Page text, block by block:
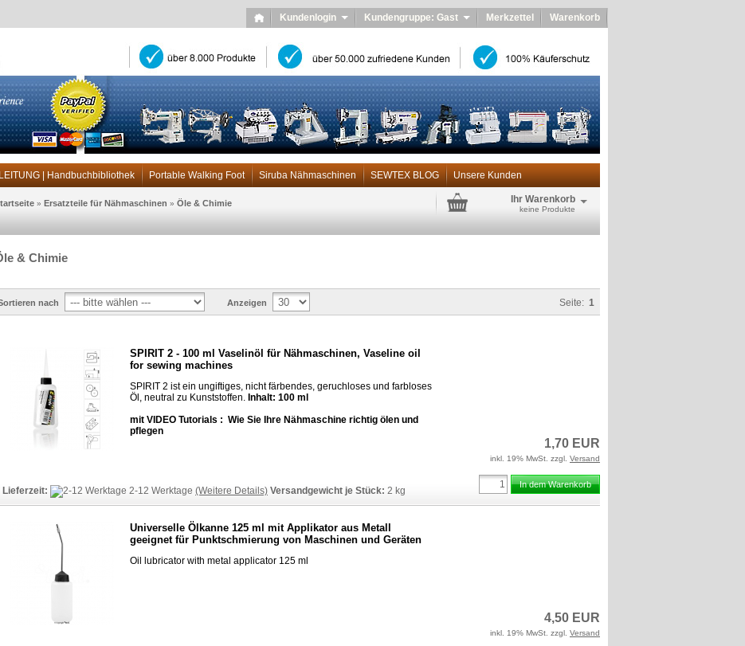
Kundenlogin Kundengruppe: Gast Merkzettel Warenkorb
| Handbuchbibliothek Portable Walking Foot Siruba Nähmaschinen SEWTEX BLOG Unsere Kunden
» Ersatzteile für Nähmaschinen » Öle & Chimie Ihr Warenkorb
keine Produkte
& Chimie
nach Anzeigen Seite: 1
SPIRIT 2 - 100 ml Vaselinöl für Nähmaschinen, Vaseline oil
for sewing machines
SPIRIT 2 ist ein ungiftiges, nicht färbendes, geruchloses und farbloses
Öl, neutral zu Kunststoffen. Inhalt: 100 ml
mit VIDEO Tutorials : Wie Sie Ihre Nähmaschine richtig ölen und
pflegen
1,70 EUR
inkl. 19% MwSt. zzgl. Versand
Lieferzeit: 2-12 Werktage (Weitere Details) Versandgewicht je Stück: 2 kg
In dem Warenkorb
Universelle Ölkanne 125 ml mit Applikator aus Metall
geeignet für Punktschmierung von Maschinen und Geräten
Oil lubricator with metal applicator 125 ml
4,50 EUR
inkl. 19% MwSt. zzgl. Versand